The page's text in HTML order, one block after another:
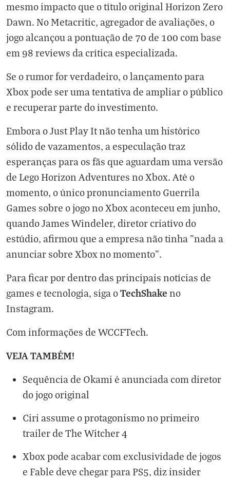
mesmo impacto que o título original Horizon Zero
Dawn. No Metacritic, agregador de avaliações, o
jogo alcançou a pontuação de 70 de 100 com base
em 98 reviews da crítica especializada.
Se o rumor for verdadeiro, o lançamento para
Xbox pode ser uma tentativa de ampliar o público
e recuperar parte do investimento.
Embora o Just Play It não tenha um histórico
sólido de vazamentos, a especulação traz
esperanças para os fãs que aguardam uma versão
de Lego Horizon Adventures no Xbox. Até o
momento, o único pronunciamento Guerrila
Games sobre o jogo no Xbox aconteceu em junho,
quando James Windeler, diretor criativo do
estúdio, afirmou que a empresa não tinha "nada a
anunciar sobre Xbox no momento”.
Para ficar por dentro das principais notícias de
games e tecnologia, siga oTechShake no
Instagram.
Com informações de WCCFTech.
VEJA TAMBÉM!
Sequência de Okami é anunciada com diretor
do jogo original
Ciri assume o protagonismo no primeiro
trailer de The Witcher 4
Xbox pode acabar com exclusividade de jogos
e Fable deve chegar para PS5, diz insider